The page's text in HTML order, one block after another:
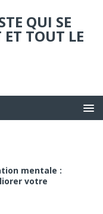
QUI SE
TOUT LE
mentale :
votre